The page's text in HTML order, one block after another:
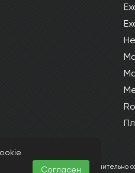
2026
данного сайта, носит исключительно
Согласен